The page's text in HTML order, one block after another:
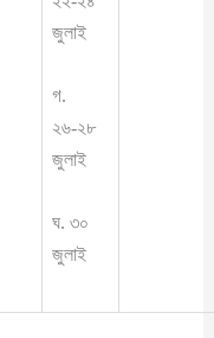
জুলাই
গ.
২৬-২৮
জুলাই
ঘ. ৩০
জুলাই